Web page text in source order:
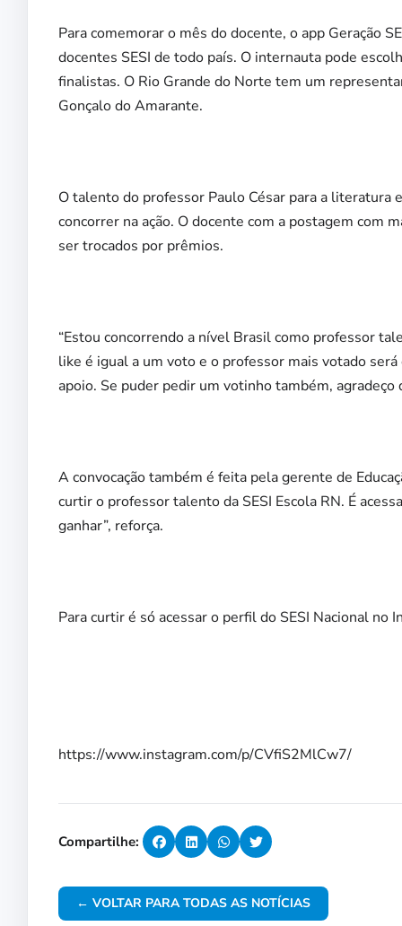
Para comemorar o mês do docente, o app Geração
docentes SESI de todo país. O internauta pode
finalistas. O Rio Grande do Norte tem um
Gonçalo do Amarante.
O talento do professor Paulo César para a literatura
concorrer na ação. O docente com a postagem com
ser trocados por prêmios.
“Estou concorrendo a nível Brasil como professor
like é igual a um voto e o professor mais votado
apoio. Se puder pedir um votinho também, agradeço
A convocação também é feita pela gerente de
curtir o professor talento da SESI Escola RN. É
ganhar”, reforça.
Para curtir é só acessar o perfil do SESI Nacional no
https://www.instagram.com/p/CVfiS2MlCw7/
Compartilhe:
← VOLTAR PARA TODAS AS NOTÍCIAS